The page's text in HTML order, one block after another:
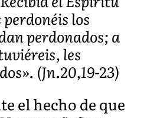
los
perdonados; a
les
(Jn.20,19-23)
el hecho de que